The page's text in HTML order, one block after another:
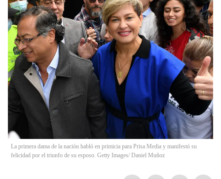
La primera dama de la nación habló en primicia para Prisa Media y manifestó su
felicidad por el triunfo de su esposo. Getty Images/ Daniel Muñoz